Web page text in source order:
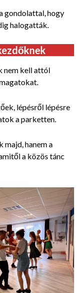
gondolattal, hogy
halogatták.
nem kell attól
lépésről lépésre
a parketten.
majd, hanem a
a közös tánc